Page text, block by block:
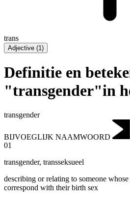
trans
Adjective (1)
Definitie en
"transgender"in
transgender
BIJVOEGLIJK NAAMWOORD
01
transgender, transseksueel
describing or relating to someone
correspond with their birth sex